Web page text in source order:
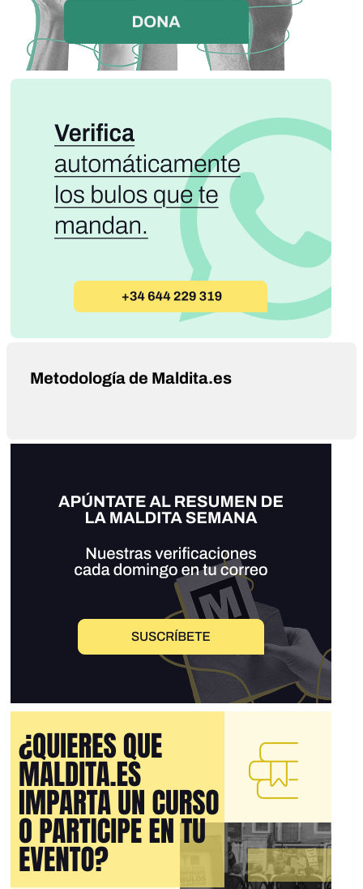
Metodología de Maldita.es